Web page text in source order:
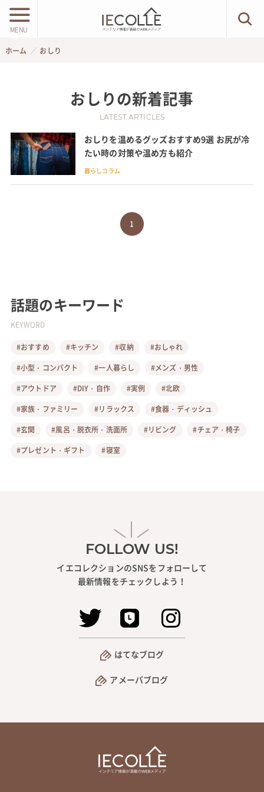
MENU
ホーム おしり
おしりの新着記事
LATEST ARTICLES
おしりを温めるグッズおすすめ9選 お尻が冷
たい時の対策や温め方も紹介
暮らしコラム
1
話題のキーワード
KEYWORD
#おすすめ #キッチン #収納
#おしゃれ
#小型・コンパクト
#一人暮らし
#メンズ・男性
#アウトドア
#DIY・自作 #実例
#北欧
#家族・ファミリー
#リラックス
#食器・ディッシュ
#玄関
#風呂・脱衣所・洗面所 #リビング
#チェア・椅子
#プレゼント・ギフト
#寝室
FOLLOW US!
イエコレクションのSNSをフォローして
最新情報をチェックしよう！
はてなブログ
アメーバブログ